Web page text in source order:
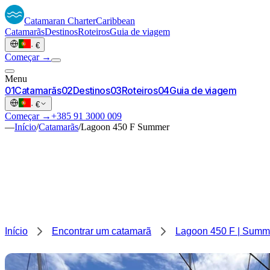
Catamaran CharterCaribbean
CatamarãsDestinosRoteirosGuia de viagem
· €
Começar →
Menu
01Catamarãs02Destinos03Roteiros04Guia de viagem
· €
Começar →+385 91 3000 009
—Início/Catamarãs/Lagoon 450 F Summer
Início Encontrar um catamarã Lagoon 450 F |